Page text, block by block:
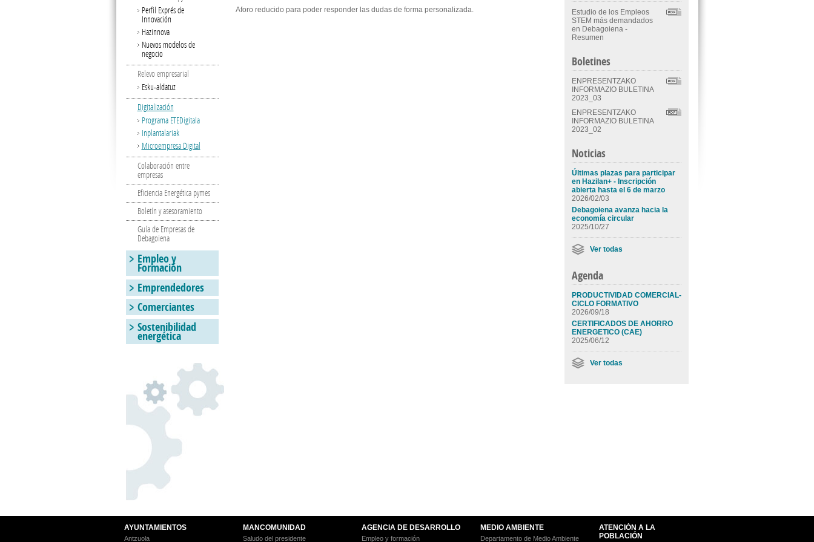
Aforo reducido para poder responder las dudas de forma personalizada.
Estudio de los Empleos
STEM más demandados
en Debagoiena -
Resumen
Boletines
ENPRESENTZAKO
INFORMAZIO BULETINA
2023_03
ENPRESENTZAKO
INFORMAZIO BULETINA
2023_02
Noticias
Últimas plazas para participar
en Hazilan+ - Inscripción
abierta hasta el 6 de marzo
2026/02/03
Debagoiena avanza hacia la
economía circular
2025/10/27
Ver todas
Agenda
PRODUCTIVIDAD COMERCIAL-
CICLO FORMATIVO
2026/09/18
CERTIFICADOS DE AHORRO
ENERGETICO (CAE)
2025/06/12
Ver todas
Perfil Exprés de
Innovación
Hazinnova
Nuevos modelos de
negocio
Relevo empresarial
Esku-aldatuz
Digitalización
Programa ETEDigitala
Inplantalariak
Microempresa Digital
Colaboración entre
empresas
Eficiencia Energética pymes
Boletín y asesoramiento
Guía de Empresas de
Debagoiena
Empleo y
Formación
Emprendedores
Comerciantes
Sostenibilidad
energética
AYUNTAMIENTOS
Antzuola
MANCOMUNIDAD
Saludo del presidente
AGENCIA DE DESARROLLO
Empleo y formación
MEDIO AMBIENTE
Departamento de Medio Ambiente
ATENCIÓN A LA
POBLACIÓN